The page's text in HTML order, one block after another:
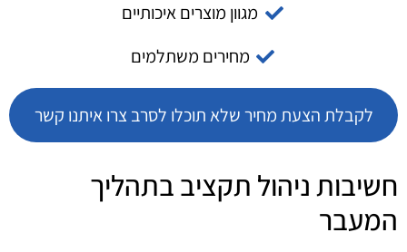
מגוון מוצרים איכותיים
מחירים משתלמים
לקבלת הצעת מחיר שלא תוכלו לסרב צרו איתנו קשר
חשיבות ניהול תקציב בתהליך
המעבר